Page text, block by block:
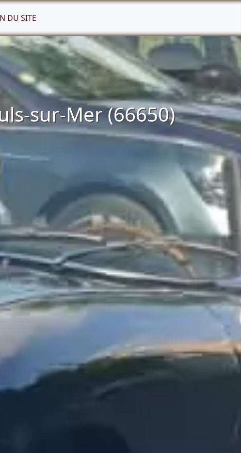
DU SITE
sur-Mer (66650)